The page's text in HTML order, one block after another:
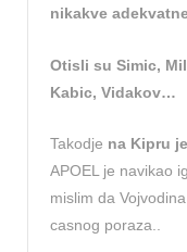
nikakve
Otisli su Simic,
Kabic, Vidakov…
Takodje na Kipru
APOEL je navikao
mislim da
casnog poraza..